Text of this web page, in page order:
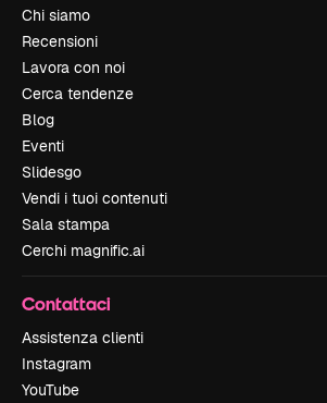
Chi siamo
Recensioni
Lavora con noi
Cerca tendenze
Blog
Eventi
Slidesgo
Vendi i tuoi contenuti
Sala stampa
Cerchi magnific.ai
Contattaci
Assistenza clienti
Instagram
YouTube